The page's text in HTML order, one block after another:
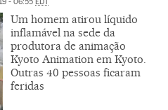
Um homem atirou líquido
inflamável na sede da
produtora de animação
Kyoto Animation em Kyoto.
Outras 40 pessoas ficaram
feridas